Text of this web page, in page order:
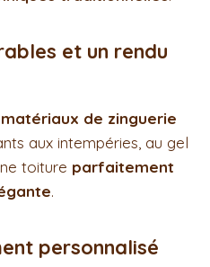
et un rendu
matériaux de zinguerie
aux intempéries, au gel
toiture parfaitement
.
personnalisé